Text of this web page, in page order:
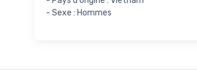
- Sexe : Hommes